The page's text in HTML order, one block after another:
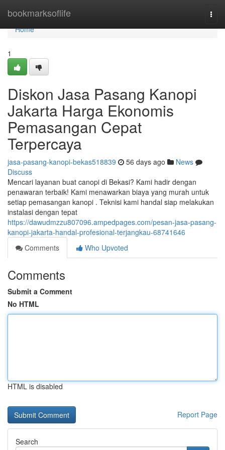
bookmarksoflife
Home
Home
1
Diskon Jasa Pasang Kanopi
Jakarta Harga Ekonomis
Pemasangan Cepat
Terpercaya
jasa-pasang-kanopi-bekas518839 56 days ago
News
Discuss
Mencari layanan buat canopi di Bekasi? Kami hadir dengan
penawaran terbaik! Kami menawarkan biaya yang murah untuk
setiap pemasangan kanopi . Teknisi kami handal siap melakukan
instalasi dengan tepat
https://dawudmzzu807096.ampedpages.com/pesan-jasa-pasang-
kanopi-jakarta-handal-profesional-terjangkau-68741646
Comments
Who Upvoted
Comments
Submit a Comment
No HTML
HTML is disabled
Report Page
Search